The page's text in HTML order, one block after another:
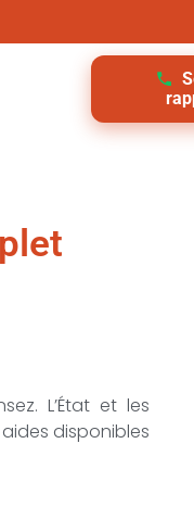
L’État et les
disponibles